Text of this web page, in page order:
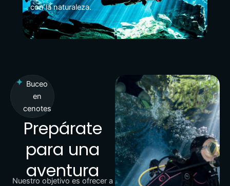
con la naturaleza.
Buceo
en
cenotes
Prepárate
para una
aventura
Nuestro objetivo es ofrecer a